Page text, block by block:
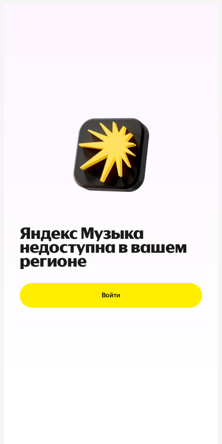
Яндекс Музыка
недоступна в вашем
регионе
Войти